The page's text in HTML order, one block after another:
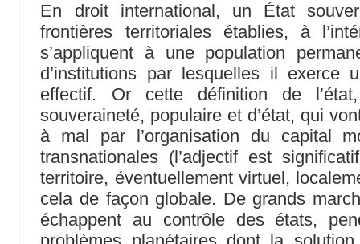
En droit international, un État
frontières territoriales établies, à
s’appliquent à une population
d’institutions par lesquelles il exerce
effectif. Or cette définition de
souveraineté, populaire et d’état, qui
à mal par l’organisation du capital
transnationales (l’adjectif est
territoire, éventuellement virtuel,
cela de façon globale. De grands
échappent au contrôle des états,